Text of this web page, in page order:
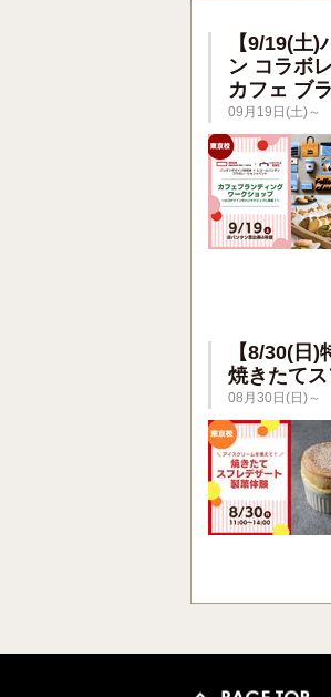
【9/19(土
ン コラボ
カフェ ブ
09月19日(土)～
【8/30(日)
焼きたて
08月30日(日)～